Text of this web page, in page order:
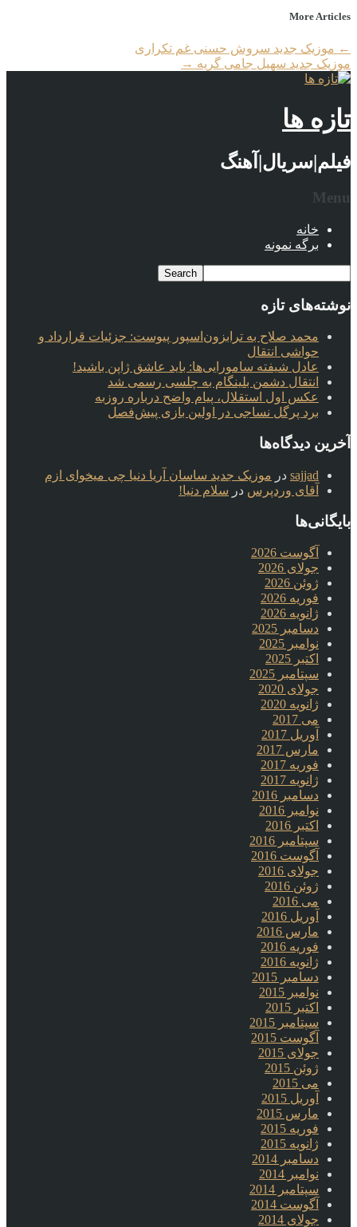
More Articles
← موزیک جدید سروش حسنى غم تکراری
موزیک جدید سهیل جامی گریه →
تازه ها
فیلم|سریال|آهنگ
Menu
خانه
برگه نمونه
نوشته‌های تازه
محمد صلاح به ترابزون‌اسپور پیوست: جزئیات قرارداد و
حواشی انتقال
عادل شیفته سامورایی‌ها: باید عاشق ژاپن باشید!
انتقال دشمن بلینگام به چلسی رسمی شد
عکس اول استقلال، پیام واضح درباره روزبه
برد پرگل نساجی در اولین بازی پیش‌فصل
آخرین دیدگاه‌ها
sajjad در موزیک جدید ساسان آریا دنیا چی میخوای ازم
آقای وردپرس در سلام دنیا!
بایگانی‌ها
آگوست 2026
جولای 2026
ژوئن 2026
فوریه 2026
ژانویه 2026
دسامبر 2025
نوامبر 2025
اکتبر 2025
سپتامبر 2025
جولای 2020
ژانویه 2020
می 2017
آوریل 2017
مارس 2017
فوریه 2017
ژانویه 2017
دسامبر 2016
نوامبر 2016
اکتبر 2016
سپتامبر 2016
آگوست 2016
جولای 2016
ژوئن 2016
می 2016
آوریل 2016
مارس 2016
فوریه 2016
ژانویه 2016
دسامبر 2015
نوامبر 2015
اکتبر 2015
سپتامبر 2015
آگوست 2015
جولای 2015
ژوئن 2015
می 2015
آوریل 2015
مارس 2015
فوریه 2015
ژانویه 2015
دسامبر 2014
نوامبر 2014
سپتامبر 2014
آگوست 2014
جولای 2014